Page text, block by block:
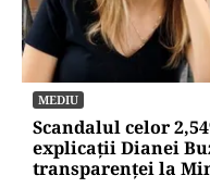
MEDIU
Scandalul celor
explicații Dianei
transparenței la